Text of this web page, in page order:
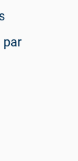
par